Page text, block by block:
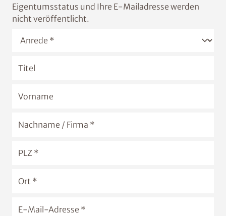
Eigentumsstatus und Ihre E-Mailadresse werden
nicht veröffentlicht.